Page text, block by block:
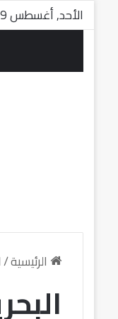
الأحد, أغسطس 9 2026
الرئيسية/